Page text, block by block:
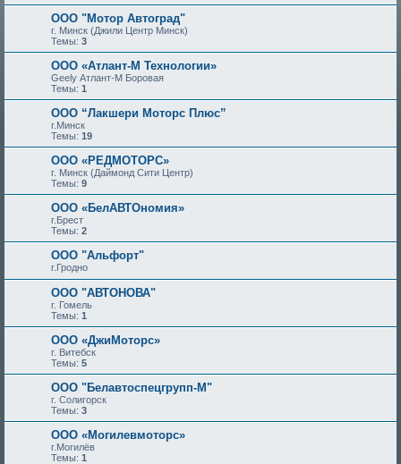
ООО "Мотор Автоград"
г. Минск (Джили Центр Минск)
Темы: 3
ООО «Атлант-М Технологии»
Geely Атлант-М Боровая
Темы: 1
ООО “Лакшери Моторс Плюс”
г.Минск
Темы: 19
ООО «РЕДМОТОРС»
г. Минск (Даймонд Сити Центр)
Темы: 9
ООО «БелАВТОномия»
г.Брест
Темы: 2
ООО "Альфорт"
г.Гродно
ООО "АВТОНОВА"
г. Гомель
Темы: 1
ООО «ДжиМоторс»
г. Витебск
Темы: 5
ООО "Белавтоспецгрупп-М"
г. Солигорск
Темы: 3
ООО «Могилевмоторс»
г.Могилёв
Темы: 1